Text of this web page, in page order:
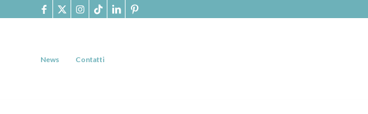
News Contatti